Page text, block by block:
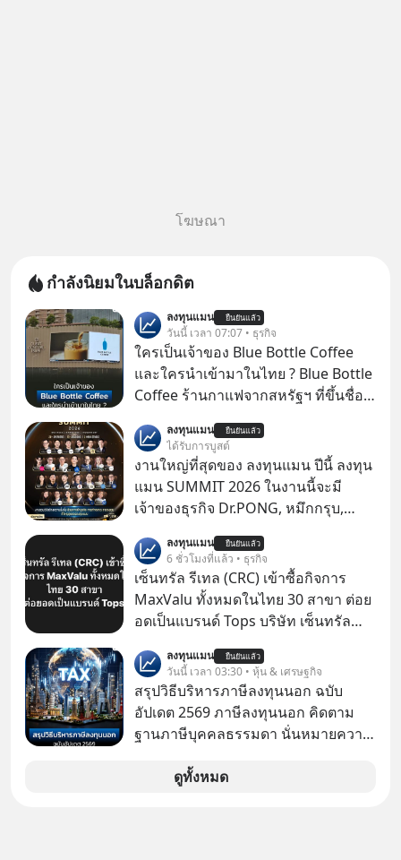
โฆษณา
กำลังนิยมในบล็อกดิต
ลงทุนแมน ยืนยันแล้ว
วันนี้ เวลา 07:07 • ธุรกิจ
ใครเป็นเจ้าของ Blue Bottle Coffee
และใครนำเข้ามาในไทย ? Blue Bottle
Coffee ร้านกาแฟจากสหรัฐฯ ที่ขึ้นชื่อ
แรกในประเทศไทย ที่ Central Park
ลงทุนแมน ยืนยันแล้ว
ได้รับการบูสต์
งานใหญ่ที่สุดของ ลงทุนแมน ปีนี้ ลงทุน
แมน SUMMIT 2026 ในงานนี้จะมี
เจ้าของธุรกิจ Dr.PONG, หมึกกรุบ,
Fastwork, MizuMi, KARMART, อิชิตัน
มาแชร์ความรู้การสร้างธุรกิจ
ลงทุนแมน ยืนยันแล้ว
6 ชั่วโมงที่แล้ว • ธุรกิจ
เซ็นทรัล รีเทล (CRC) เข้าซื้อกิจการ
MaxValu ทั้งหมดในไทย 30 สาขา ต่อย
อดเป็นแบรนด์ Tops บริษัท เซ็นทรัล
CRC แจ้งตลาดหลักทรัพย์ฯ ว่า บริษัท
เซ็นทรัล ฟู้ด รีเทล จำกัด (CFR) ซึ่งเป็น
บริษัทย่อยที่ CRC ถือหุ้นทั้งทางตรงและ
ทางอ้อม 100%
ลงทุนแมน ยืนยันแล้ว
วันนี้ เวลา 03:30 • หุ้น & เศรษฐกิจ
สรุปวิธีบริหารภาษีลงทุนนอก ฉบับ
อัปเดต 2569 ภาษีลงทุนนอก คิดตาม
ฐานภาษีบุคคลธรรมดา นั่นหมายความ
ดูทั้งหมด